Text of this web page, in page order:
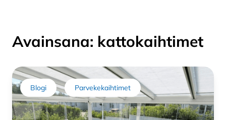
Avainsana: kattokaihtimet
Blogi Parvekekaihtimet